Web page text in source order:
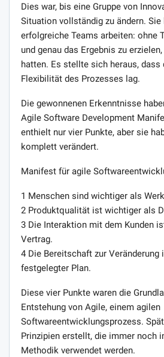
Dies war, bis eine Gruppe von
Situation vollständig zu ändern.
erfolgreiche Teams arbeiten: ohne
und genau das Ergebnis zu
hatten. Es stellte sich heraus, dass
Flexibilität des Prozesses lag.
Die gewonnenen Erkenntnisse
Agile Software Development
enthielt nur vier Punkte, aber sie
komplett verändert.
Manifest für agile
1 Menschen sind wichtiger als
2 Produktqualität ist wichtiger als
3 Die Interaktion mit dem Kunden
Vertrag.
4 Die Bereitschaft zur
festgelegter Plan.
Diese vier Punkte waren die
Entstehung von Agile, einem agilen
Softwareentwicklungsprozess.
Prinzipien erstellt, die immer noch
Methodik verwendet werden.